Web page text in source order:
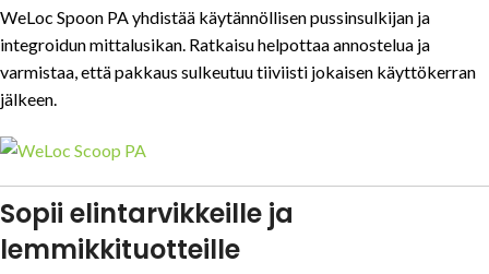
WeLoc Spoon PA yhdistää käytännöllisen pussinsulkijan ja
integroidun mittalusikan. Ratkaisu helpottaa annostelua ja
varmistaa, että pakkaus sulkeutuu tiiviisti jokaisen käyttökerran
jälkeen.
Sopii elintarvikkeille ja
lemmikkituotteille